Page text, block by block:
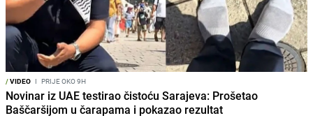
/VIDEO I PRIJE OKO 9H
Novinar iz UAE testirao čistoću Sarajeva: Prošetao
Baščaršijom u čarapama i pokazao rezultat